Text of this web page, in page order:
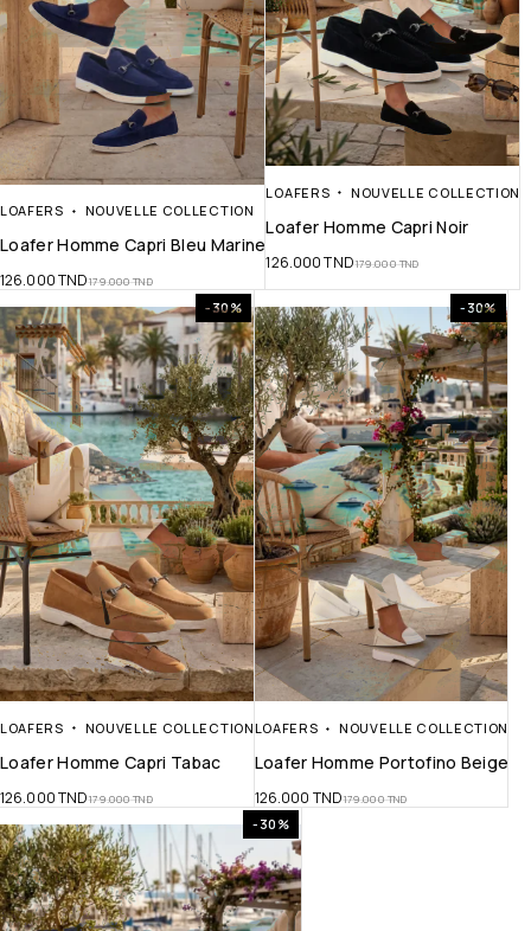
LOAFERS NOUVELLE COLLECTION
Loafer Homme Capri Bleu Marine
179.000TND
126.000TND
LOAFERS NOUVELLE COLLECTION
Loafer Homme Capri Noir
179.000TND
126.000TND
-30%
LOAFERS NOUVELLE COLLECTION
Loafer Homme Capri Tabac
179.000TND
126.000TND
-30%
LOAFERS NOUVELLE COLLECTION
Loafer Homme Portofino Beige
179.000TND
126.000 TND
-30%